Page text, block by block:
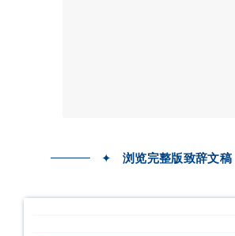
✦ 浏览完整版致辞文稿